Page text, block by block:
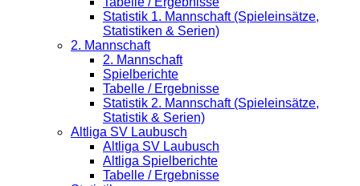
Statistik 1. Mannschaft (Spieleinsätze,
Statistiken & Serien)
2. Mannschaft
2. Mannschaft
Spielberichte
Tabelle / Ergebnisse
Statistik 2. Mannschaft (Spieleinsätze,
Statistik & Serien)
Altliga SV Laubusch
Altliga SV Laubusch
Altliga Spielberichte
Tabelle / Ergebnisse